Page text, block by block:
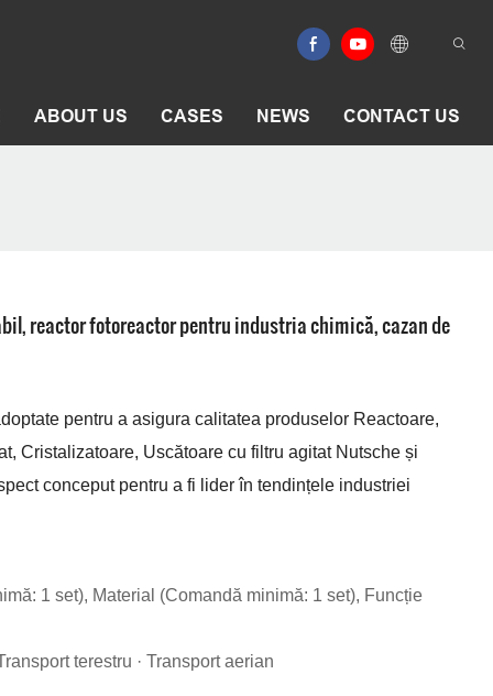
ABOUT US CASES NEWS CONTACT US
reactor fotoreactor pentru industria chimică, cazan de
pentru a asigura calitatea produselor Reactoare,
Cristalizatoare, Uscătoare cu filtru agitat Nutsche și
conceput pentru a fi lider în tendințele industriei
1 set), Material (Comandă minimă: 1 set), Funcție
terestru · Transport aerian